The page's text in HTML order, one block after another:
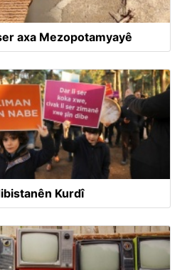
axa Mezopotamyayê
Kurdî